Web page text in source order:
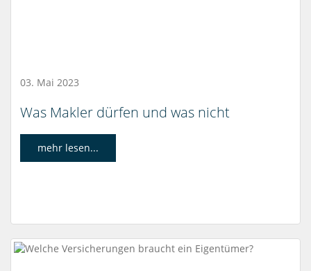
03. Mai 2023
Was Makler dürfen und was nicht
mehr lesen...